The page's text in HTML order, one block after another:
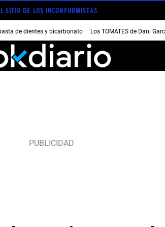
SITIO DE LOS INCONFORMISTAS
de dientes y bicarbonato Los TOMATES de Dani